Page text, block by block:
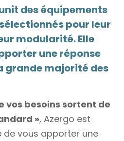
des équipements
pour leur
modularité. Elle
une réponse
grande majorité des
vos besoins sortent de
», Azergo est
vous apporter une